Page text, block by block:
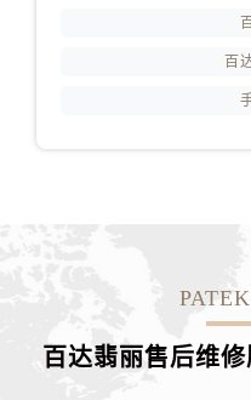
百
百达翡丽售后维